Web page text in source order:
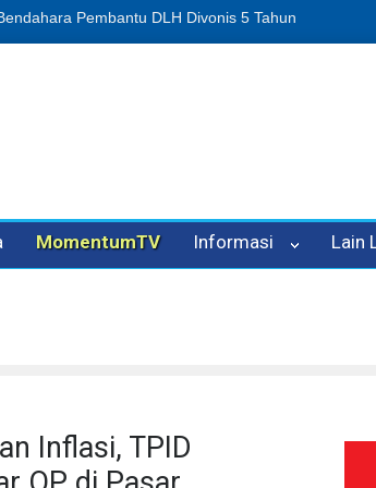
Kuasa Hukum Pelapor Desak Polisi Tetapkan P-
MomentumTV Informasi Lain
Inflasi, TPID